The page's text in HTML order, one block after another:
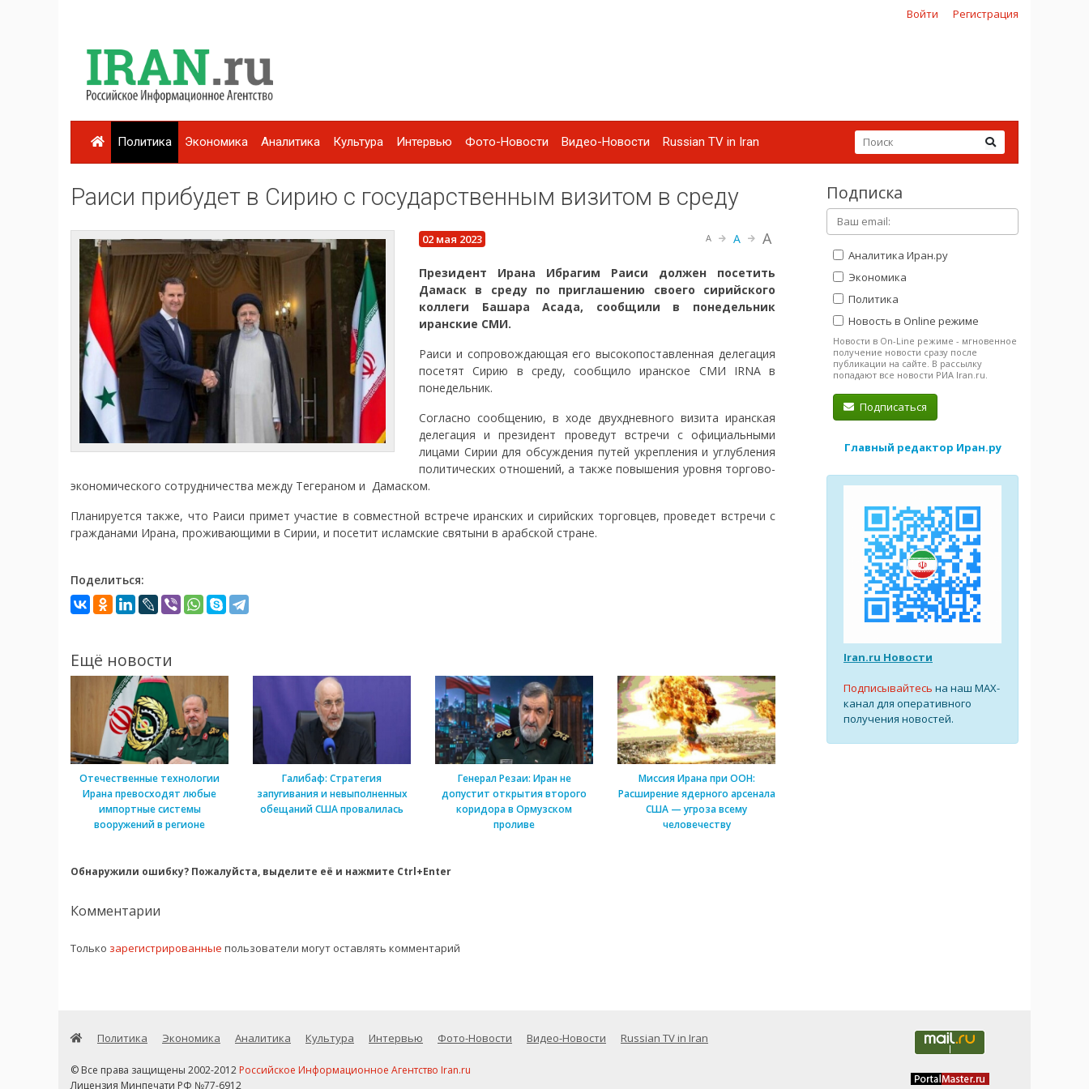
Войти Регистрация
Политика Экономика Аналитика Культура Интервью Фото-Новости Видео-Новости Russian TV in Iran
Раиси прибудет в Сирию с государственным визитом в среду
02 мая 2023 A A A
Президент Ирана Ибрагим Раиси должен посетить
Дамаск в среду по приглашению своего сирийского
коллеги Башара Асада, сообщили в понедельник
иранские СМИ.
Раиси и сопровождающая его высокопоставленная делегация
посетят Сирию в среду, сообщило иранское СМИ IRNA в
понедельник.
Согласно сообщению, в ходе двухдневного визита иранская
делегация и президент проведут встречи с официальными
лицами Сирии для обсуждения путей укрепления и углубления
политических отношений, а также повышения уровня торгово-
экономического сотрудничества между Тегераном и Дамаском.
Планируется также, что Раиси примет участие в совместной встрече иранских и сирийских торговцев, проведет встречи с
гражданами Ирана, проживающими в Сирии, и посетит исламские святыни в арабской стране.
Поделиться:
Ещё новости
Отечественные технологии
Ирана превосходят любые
импортные системы
вооружений в регионе
Галибаф: Стратегия
запугивания и невыполненных
обещаний США провалилась
Генерал Резаи: Иран не
допустит открытия второго
коридора в Ормузском
проливе
Миссия Ирана при ООН:
Расширение ядерного арсенала
США — угроза всему
человечеству
Обнаружили ошибку? Пожалуйста, выделите её и нажмите Ctrl+Enter
Комментарии
Только зарегистрированные пользователи могут оставлять комментарий
Подписка
Аналитика Иран.ру
Экономика
Политика
Новость в Online режиме
Новости в On-Line режиме - мгновенное
получение новости сразу после
публикации на сайте. В рассылку
попадают все новости РИА Iran.ru.
Подписаться
Главный редактор Иран.ру
Iran.ru Новости
Подписывайтесь на наш MAX-
канал для оперативного
получения новостей.
Политика Экономика Аналитика Культура Интервью Фото-Новости Видео-Новости Russian TV in Iran
© Все права защищены 2002-2012 Российское Информационное Агентство Iran.ru
Лицензия Минпечати РФ №77-6912